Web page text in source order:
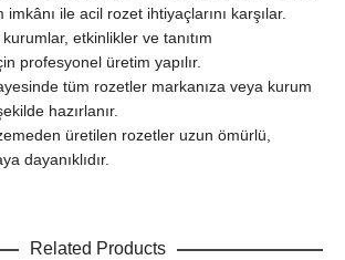
ile acil rozet ihtiyaçlarını karşılar.
etkinlikler ve tanıtım
profesyonel üretim yapılır.
tüm rozetler markanıza veya kurum
hazırlanır.
üretilen rozetler uzun ömürlü,
dayanıklıdır.
Related Products